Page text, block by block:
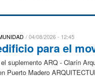
04/08/2026 - 12:45
para el
suplemento ARQ - Clarín
Puerto Madero